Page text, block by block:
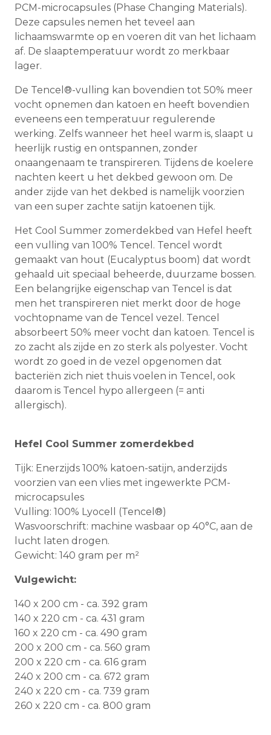
PCM-microcapsules (Phase Changing Materials).
Deze capsules nemen het teveel aan
lichaamswarmte op en voeren dit van het lichaam
af. De slaaptemperatuur wordt zo merkbaar
lager.
De Tencel®-vulling kan bovendien tot 50% meer
vocht opnemen dan katoen en heeft bovendien
eveneens een temperatuur regulerende
werking. Zelfs wanneer het heel warm is, slaapt u
heerlijk rustig en ontspannen, zonder
onaangenaam te transpireren. Tijdens de koelere
nachten keert u het dekbed gewoon om. De
ander zijde van het dekbed is namelijk voorzien
van een super zachte satijn katoenen tijk.
Het Cool Summer zomerdekbed van Hefel heeft
een vulling van 100% Tencel. Tencel wordt
gemaakt van hout (Eucalyptus boom) dat wordt
gehaald uit speciaal beheerde, duurzame bossen.
Een belangrijke eigenschap van Tencel is dat
men het transpireren niet merkt door de hoge
vochtopname van de Tencel vezel. Tencel
absorbeert 50% meer vocht dan katoen. Tencel is
zo zacht als zijde en zo sterk als polyester. Vocht
wordt zo goed in de vezel opgenomen dat
bacteriën zich niet thuis voelen in Tencel, ook
daarom is Tencel hypo allergeen (= anti
allergisch).
Hefel Cool Summer zomerdekbed
Tijk: Enerzijds 100% katoen-satijn, anderzijds
voorzien van een vlies met ingewerkte PCM-
microcapsules
Vulling: 100% Lyocell (Tencel®)
Wasvoorschrift: machine wasbaar op 40°C, aan de
lucht laten drogen.
Gewicht: 140 gram per m²
Vulgewicht:
140 x 200 cm - ca. 392 gram
140 x 220 cm - ca. 431 gram
160 x 220 cm - ca. 490 gram
200 x 200 cm - ca. 560 gram
200 x 220 cm - ca. 616 gram
240 x 200 cm - ca. 672 gram
240 x 220 cm - ca. 739 gram
260 x 220 cm - ca. 800 gram